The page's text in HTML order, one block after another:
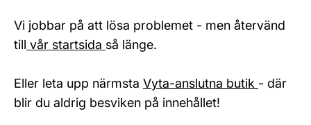
Vi jobbar på att lösa problemet - men återvänd
till vår startsida så länge.
Eller leta upp närmsta Vyta-anslutna butik - där
blir du aldrig besviken på innehållet!